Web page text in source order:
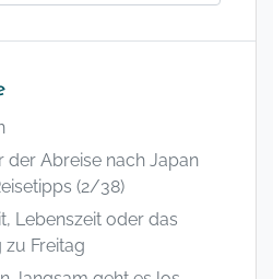
der Abreise nach Japan
(2/38)
Lebenszeit oder das
zu Freitag